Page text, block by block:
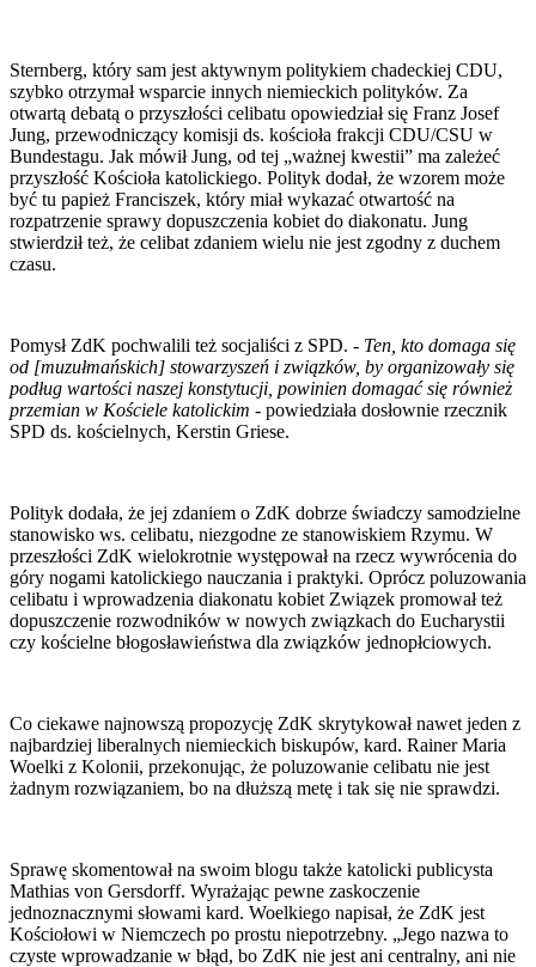
Sternberg, który sam jest aktywnym politykiem chadeckiej CDU,
szybko otrzymał wsparcie innych niemieckich polityków. Za
otwartą debatą o przyszłości celibatu opowiedział się Franz Josef
Jung, przewodniczący komisji ds. kościoła frakcji CDU/CSU w
Bundestagu. Jak mówił Jung, od tej „ważnej kwestii” ma zależeć
przyszłość Kościoła katolickiego. Polityk dodał, że wzorem może
być tu papież Franciszek, który miał wykazać otwartość na
rozpatrzenie sprawy dopuszczenia kobiet do diakonatu. Jung
stwierdził też, że celibat zdaniem wielu nie jest zgodny z duchem
czasu.
Pomysł ZdK pochwalili też socjaliści z SPD. - Ten, kto domaga się
od [muzułmańskich] stowarzyszeń i związków, by organizowały się
podług wartości naszej konstytucji, powinien domagać się również
przemian w Kościele katolickim - powiedziała dosłownie rzecznik
SPD ds. kościelnych, Kerstin Griese.
Polityk dodała, że jej zdaniem o ZdK dobrze świadczy samodzielne
stanowisko ws. celibatu, niezgodne ze stanowiskiem Rzymu. W
przeszłości ZdK wielokrotnie występował na rzecz wywrócenia do
góry nogami katolickiego nauczania i praktyki. Oprócz poluzowania
celibatu i wprowadzenia diakonatu kobiet Związek promował też
dopuszczenie rozwodników w nowych związkach do Eucharystii
czy kościelne błogosławieństwa dla związków jednopłciowych.
Co ciekawe najnowszą propozycję ZdK skrytykował nawet jeden z
najbardziej liberalnych niemieckich biskupów, kard. Rainer Maria
Woelki z Kolonii, przekonując, że poluzowanie celibatu nie jest
żadnym rozwiązaniem, bo na dłuższą metę i tak się nie sprawdzi.
Sprawę skomentował na swoim blogu także katolicki publicysta
Mathias von Gersdorff. Wyrażając pewne zaskoczenie
jednoznacznymi słowami kard. Woelkiego napisał, że ZdK jest
Kościołowi w Niemczech po prostu niepotrzebny. „Jego nazwa to
czyste wprowadzanie w błąd, bo ZdK nie jest ani centralny, ani nie